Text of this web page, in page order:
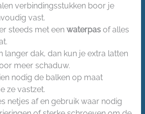
verbindingsstukken boor je
vast.
steeds met eenwaterpas of alles
langer dak, dan kun je extra latten
meer schaduw.
nodig de balken op maat
ze vastzet.
netjes af en gebruik waar nodig